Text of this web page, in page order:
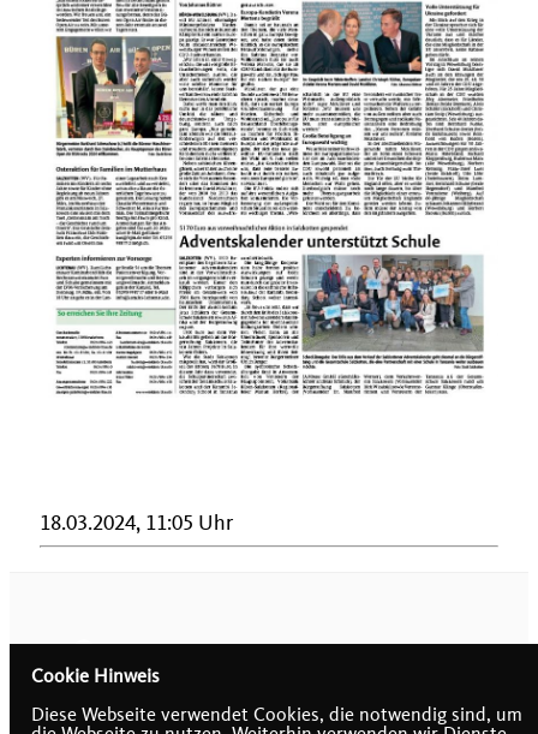
18.03.2024, 11:05 Uhr
Cookie Hinweis
Diese Webseite verwendet Cookies, die notwendig sind, um